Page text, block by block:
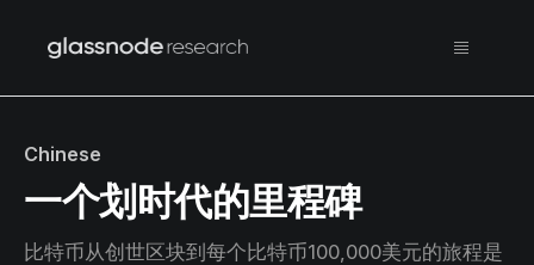
Chinese
一个划时代的里程碑
比特币从创世区块到每个比特币100,000美元的旅程是